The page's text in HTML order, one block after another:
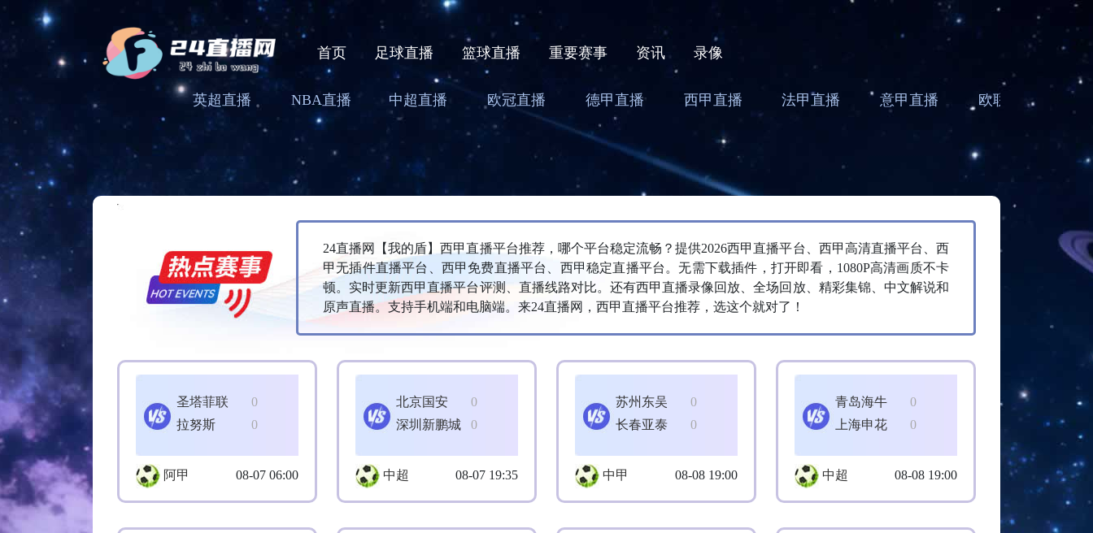
首页 足球直播 篮球直播 重要赛事 资讯 录像
英超直播 NBA直播 中超直播 欧冠直播 德甲直播 西甲直播 法甲直播 意甲直播 欧联直播
24直播网【我的盾】西甲直播平台推荐，哪个平台稳定流畅？提供2026西甲直播平台、西甲高清直播平台、西
甲无插件直播平台、西甲免费直播平台、西甲稳定直播平台。无需下载插件，打开即看，1080P高清画质不卡
顿。实时更新西甲直播平台评测、直播线路对比。还有西甲直播录像回放、全场回放、精彩集锦、中文解说和
原声直播。支持手机端和电脑端。来24直播网，西甲直播平台推荐，选这个就对了！
0
圣塔菲联
0
拉努斯
阿甲 08-07 06:00
0
北京国安
0
深圳新鹏城
中超 08-07 19:35
0
苏州东吴
0
长春亚泰
中甲 08-08 19:00
0
青岛海牛
0
上海申花
中超 08-08 19:00